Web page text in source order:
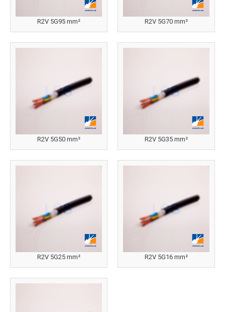
R2V 5G95 mm² R2V 5G70 mm²
R2V 5G50 mm² R2V 5G35 mm²
R2V 5G25 mm² R2V 5G16 mm²